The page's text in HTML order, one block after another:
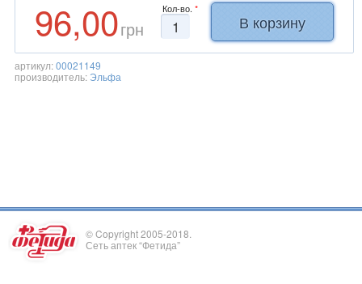
96,00грн
Кол-во. *
артикул:00021149
производитель: Эльфа
© Copyright 2005-2018.
Сеть аптек “Фетида”